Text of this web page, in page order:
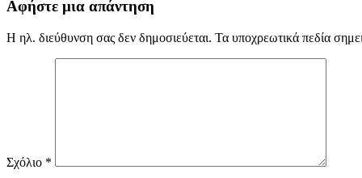
Αφήστε μια απάντηση
Η ηλ. διεύθυνση σας δεν δημοσιεύεται. Τα υποχρεωτικά πεδία
Σχόλιο *